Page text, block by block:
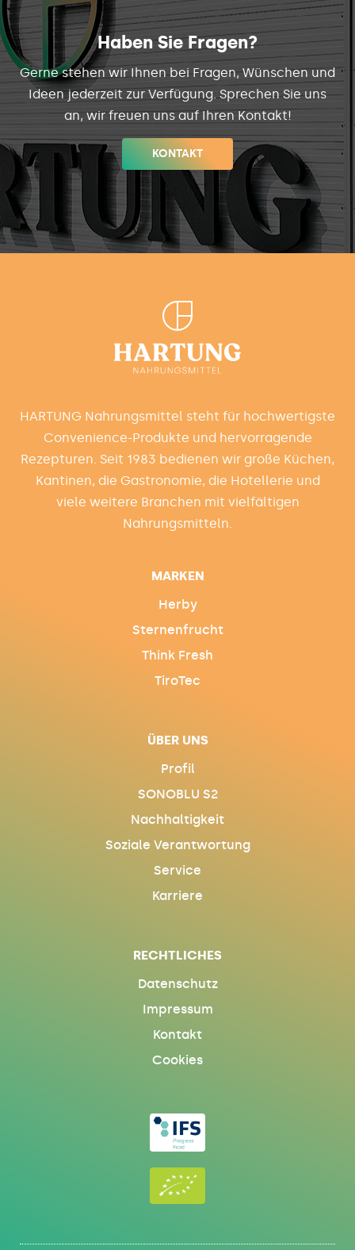
Haben Sie Fragen?
Gerne stehen wir Ihnen bei Fragen, Wünschen und
Ideen jederzeit zur Verfügung. Sprechen Sie uns
an, wir freuen uns auf Ihren Kontakt!
KONTAKT
HARTUNG Nahrungsmittel steht für hochwertigste
Convenience-Produkte und hervorragende
Rezepturen. Seit 1983 bedienen wir große Küchen,
Kantinen, die Gastronomie, die Hotellerie und
viele weitere Branchen mit vielfältigen
Nahrungsmitteln.
MARKEN
Herby
Sternenfrucht
Think Fresh
TiroTec
ÜBER UNS
Profil
SONOBLU S2
Nachhaltigkeit
Soziale Verantwortung
Service
Karriere
RECHTLICHES
Datenschutz
Impressum
Kontakt
Cookies